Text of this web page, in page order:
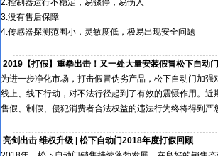
2.控制器运行不稳定，易骤停，易伤人
3.没有售后保障
4.传感器探测范围小，灵敏度低，极易出现安全问题
2019【打假】重拳出击！又一处大量安装假冒松下自动门
为进一步净化市场，打击假冒伪劣产品，松下自动门加
线上、线下行动，对不法行径起到了有效的震慑作用。近
售假、制假、侵犯消费者合法权益的违法行为终将得到严
亮剑出击 维权升级 | 松下自动门2018年度打假回顾